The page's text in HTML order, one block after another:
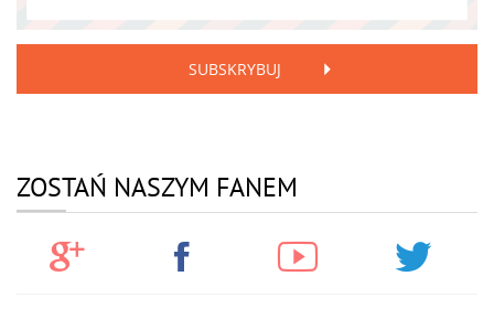
SUBSKRYBUJ
ZOSTAŃ NASZYM FANEM